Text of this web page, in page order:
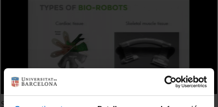
Soft hybrid bio-robots: at the interface between biology